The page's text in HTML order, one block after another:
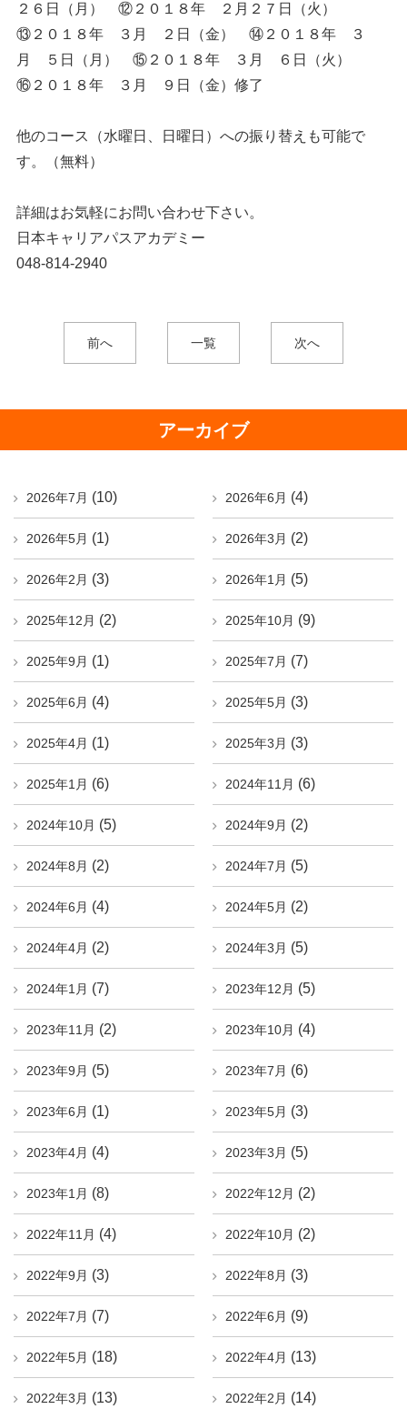
２６日（月） ⑫２０１８年 ２月２７日（火）
⑬２０１８年 ３月 ２日（金） ⑭２０１８年 ３
月 ５日（月） ⑮２０１８年 ３月 ６日（火）
⑯２０１８年 ３月 ９日（金）修了
他のコース（水曜日、日曜日）への振り替えも可能で
す。（無料）
詳細はお気軽にお問い合わせ下さい。
日本キャリアパスアカデミー
048-814-2940
前へ 一覧 次へ
アーカイブ
2026年7月 (10) 2026年6月 (4)
2026年5月 (1) 2026年3月 (2)
2026年2月 (3) 2026年1月 (5)
2025年12月 (2) 2025年10月 (9)
2025年9月 (1) 2025年7月 (7)
2025年6月 (4) 2025年5月 (3)
2025年4月 (1) 2025年3月 (3)
2025年1月 (6) 2024年11月 (6)
2024年10月 (5) 2024年9月 (2)
2024年8月 (2) 2024年7月 (5)
2024年6月 (4) 2024年5月 (2)
2024年4月 (2) 2024年3月 (5)
2024年1月 (7) 2023年12月 (5)
2023年11月 (2) 2023年10月 (4)
2023年9月 (5) 2023年7月 (6)
2023年6月 (1) 2023年5月 (3)
2023年4月 (4) 2023年3月 (5)
2023年1月 (8) 2022年12月 (2)
2022年11月 (4) 2022年10月 (2)
2022年9月 (3) 2022年8月 (3)
2022年7月 (7) 2022年6月 (9)
2022年5月 (18) 2022年4月 (13)
2022年3月 (13) 2022年2月 (14)